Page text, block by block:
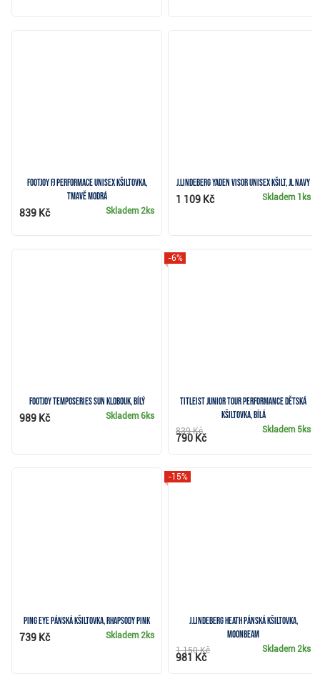
FootJoy FJ Performace unisex kšiltovka,
tmavě modrá
Skladem2ks
839 Kč
J.Lindeberg Yaden Visor unisex kšilt, JL Navy
Skladem 1ks
1 109 Kč
FootJoy TempoSeries Sun klobouk, bílý
Skladem6ks
989 Kč
Titleist Junior Tour Performance dětská
kšiltovka, bílá
-6%
Skladem 5ks
839 Kč
790 Kč
PING Eye pánská kšiltovka, rhapsody pink
Skladem 2ks
739 Kč
J.Lindeberg Heath pánská kšiltovka,
moonbeam
-15%
Skladem 2ks
1 150 Kč
981 Kč